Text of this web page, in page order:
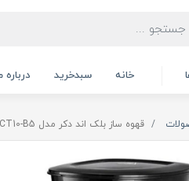
خانه سبدخرید درباره
قهوه ساز بلک اند دکر مدل DCT10-B5